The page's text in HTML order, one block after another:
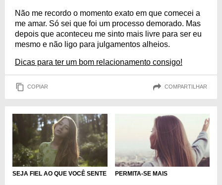
Não me recordo o momento exato em que comecei a
me amar. Só sei que foi um processo demorado. Mas
depois que aconteceu me sinto mais livre para ser eu
mesmo e não ligo para julgamentos alheios.
Dicas para ter um bom relacionamento consigo!
COPIAR COMPARTILHAR
SEJA FIEL AO QUE VOCÊ SENTE PERMITA-SE MAIS